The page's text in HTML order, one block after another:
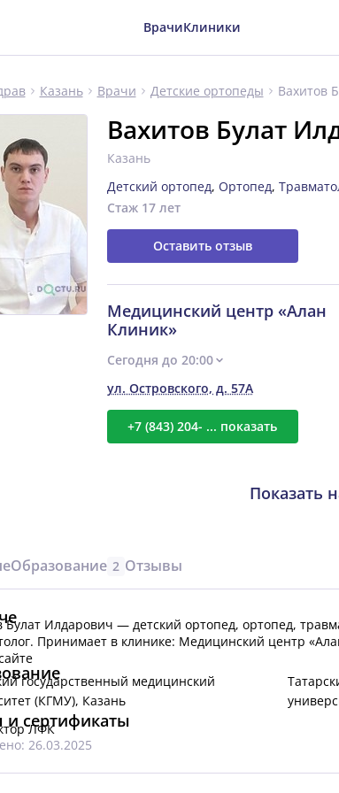
ВрачиКлиники
Казань Врачи Детские ортопеды Вахитов
Вахитов Булат
Казань
Детский ортопед, Ортопед,
Стаж 17 лет
Оставить отзыв
Медицинский центр «Алан
Клиник»
Сегодня до 20:00
ул. Островского, д. 57А
+7 (843) 204- ... показать
Показать
Образование 2 Отзывы
Булат Илдарович — детский ортопед, ортопед,
Принимает в клинике: Медицинский центр
государственный медицинский
(КГМУ), Казань
и сертификаты
ЛФК
26.03.2025